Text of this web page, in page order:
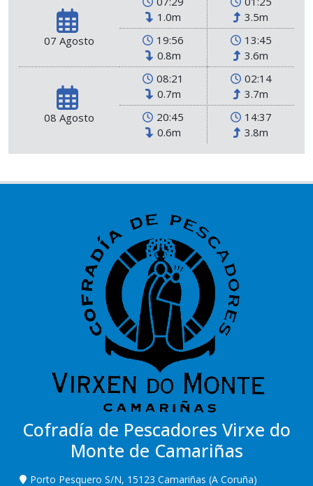
07 Agosto
1.0m
3.5m
19:56
0.8m
13:45
3.6m
08 Agosto
08:21
0.7m
02:14
3.7m
20:45
0.6m
14:37
3.8m
Cofradía de Pescadores Virxe do
Monte de Camariñas
Porto Pesquero S/N, 15123 Camariñas (A Coruña)